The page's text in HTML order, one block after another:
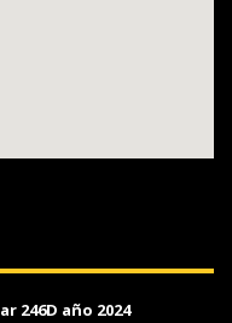
246D año 2024